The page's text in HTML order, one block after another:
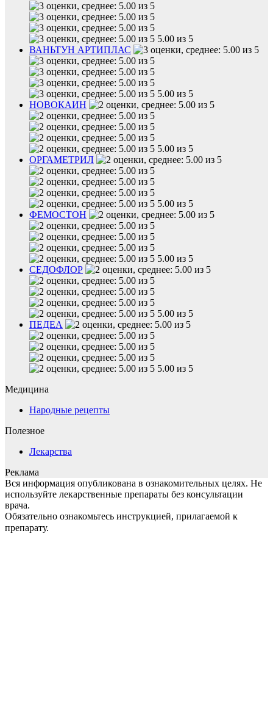
5.00 из 5
ВАНЬТУН АРТИПЛАС
5.00 из 5
НОВОКАИН
5.00 из 5
ОРГАМЕТРИЛ
5.00 из 5
ФЕМОСТОН
5.00 из 5
СЕДОФЛОР
5.00 из 5
ПЕДЕА
5.00 из 5
Медицина
Народные рецепты
Полезное
Лекарства
Реклама
Вся информация опубликована в ознакомительных целях. Не
используйте лекарственные препараты без консультации
врача.
Обязательно ознакомьтесь инструкцией, прилагаемой к
препарату.